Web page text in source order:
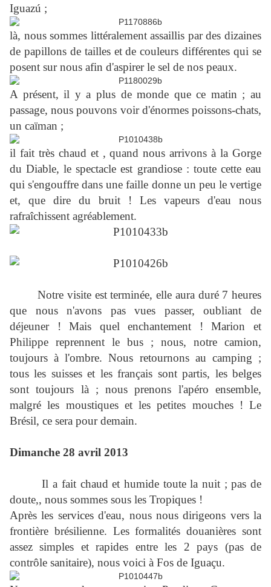
Iguazú ;
là, nous sommes littéralement assaillis par des dizaines
de papillons de tailles et de couleurs différentes qui se
posent sur nous afin d'aspirer le sel de nos peaux.
A présent, il y a plus de monde que ce matin ; au
passage, nous pouvons voir d'énormes poissons-chats,
un caïman ;
il fait très chaud et , quand nous arrivons à la Gorge
du Diable, le spectacle est grandiose : toute cette eau
qui s'engouffre dans une faille donne un peu le vertige
et, que dire du bruit ! Les vapeurs d'eau nous
rafraîchissent agréablement.
Notre visite est terminée, elle aura duré 7 heures
que nous n'avons pas vues passer, oubliant de
déjeuner ! Mais quel enchantement ! Marion et
Philippe reprennent le bus ; nous, notre camion,
toujours à l'ombre. Nous retournons au camping ;
tous les suisses et les français sont partis, les belges
sont toujours là ; nous prenons l'apéro ensemble,
malgré les moustiques et les petites mouches ! Le
Brésil, ce sera pour demain.
Dimanche 28 avril 2013
Il a fait chaud et humide toute la nuit ; pas de
doute,, nous sommes sous les Tropiques !
Après les services d'eau, nous nous dirigeons vers la
frontière brésilienne. Les formalités douanières sont
assez simples et rapides entre les 2 pays (pas de
contrôle sanitaire), nous voici à Fos de Iguaçu.